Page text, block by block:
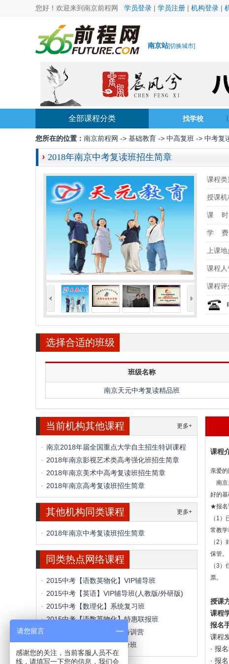
您好！欢迎来到南京前程网 学员登录 | 学员注册 | 机构登录 |
南京站[切换城市]
全部课程分类 找学校
您所在的位置： 南京前程网 -> 基础教育 -> 中高复班 -> 中考复
2018年南京中考复读班招生简章
<
课程类
授课机
课 时
学 费
上课地
课程人
课程评
选择合适的班级
班级名称
南京天元中考复读精品班
当前机构其他课程 更多+
南京2018年届全国重点大学自主招生特训课程
2018年南京影视艺术类高考强化班招生简章
2018年南京美术中高考复读班招生简章
2018年南京高考复读班招生简章
其他机构同类课程 更多+
2018年南京中考复读班招生简章
同类热点网络课程
2015中考【语数英物化】VIP辅导班
2015中考【英语】VIP辅导班(人教版/外研版)
2015中考【数理化】系统复习班
2015中考【语数英物化】特惠联报班
中考语数英物化【15天】特训营
中考英语【15天】快速提分班
课程
亲爱的
南京
好的
★报名
（1
常教学
（2
保管。
（3
票。
授课
课程
报名
课程
· 报
· 报
请您留言
感谢您的关注，当前客服人员不在
线，请填写一下您的信息，我们会